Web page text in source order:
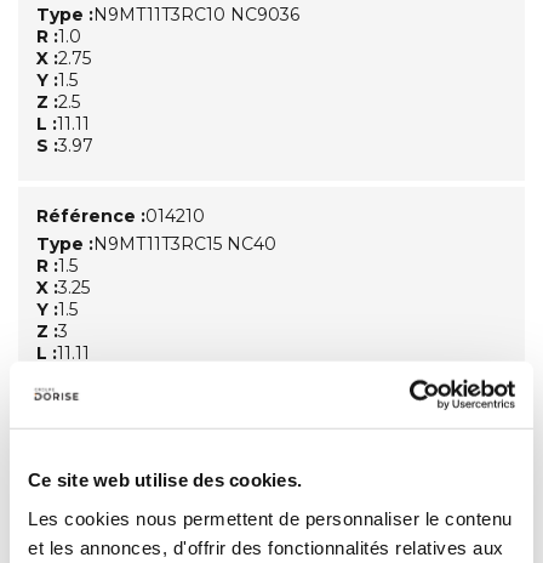
Ce site web utilise des cookies.
Les cookies nous permettent de personnaliser le contenu
et les annonces, d'offrir des fonctionnalités relatives aux
Type :N9MT11T3RC10 NC9036
R :1.0
X :2.75
Y :1.5
Z :2.5
L :11.11
S :3.97
Référence :014210
Type :N9MT11T3RC15 NC40
R :1.5
X :3.25
Y :1.5
Z :3
L :11.11
Type : N9MT11T3RC15 NC9036
X : 3.25
Y :